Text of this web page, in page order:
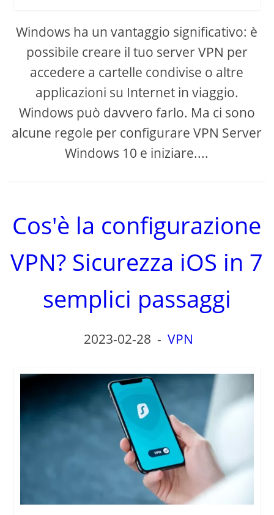
Windows ha un vantaggio significativo: è
possibile creare il tuo server VPN per
accedere a cartelle condivise o altre
applicazioni su Internet in viaggio.
Windows può davvero farlo. Ma ci sono
alcune regole per configurare VPN Server
Windows 10 e iniziare....
Cos'è la configurazione
VPN? Sicurezza iOS in 7
semplici passaggi
2023-02-28 - VPN